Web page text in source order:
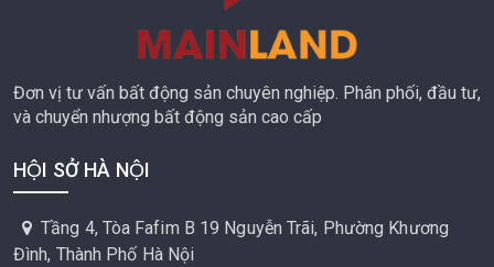
Đơn vị tư vấn bất động sản chuyên nghiệp. Phân phối, đầu tư,
và chuyển nhượng bất động sản cao cấp
HỘI SỞ HÀ NỘI
Tầng 4, Tòa Fafim B 19 Nguyễn Trãi, Phường Khương
Đình, Thành Phố Hà Nội